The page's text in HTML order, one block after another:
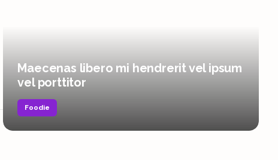
Maecenas libero mi hendrerit vel ipsum
vel porttitor
Foodie